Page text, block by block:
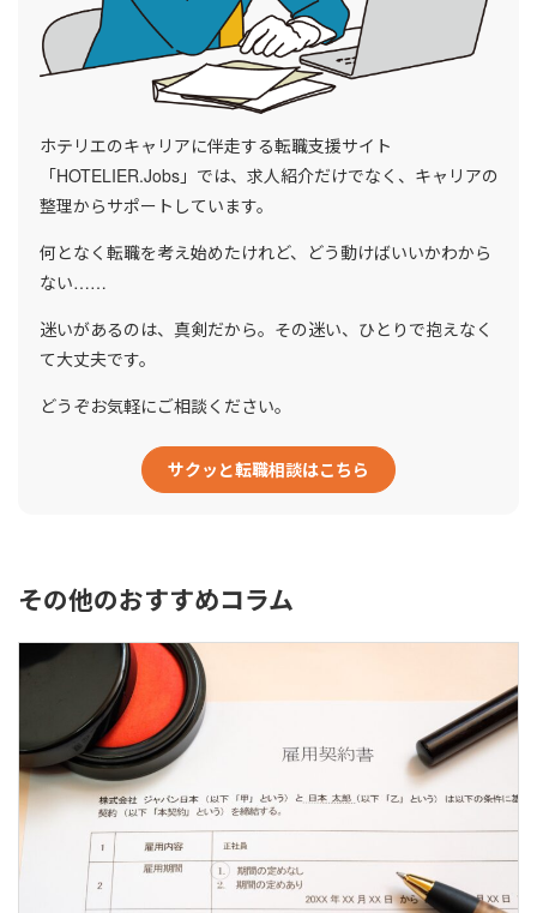
ホテリエのキャリアに伴走する転職支援サイト
「HOTELIER.Jobs」では、求人紹介だけでなく、キャリアの
整理からサポートしています。
何となく転職を考え始めたけれど、どう動けばいいかわから
ない……
迷いがあるのは、真剣だから。その迷い、ひとりで抱えなく
て大丈夫です。
どうぞお気軽にご相談ください。
サクッと転職相談はこちら
その他のおすすめコラム